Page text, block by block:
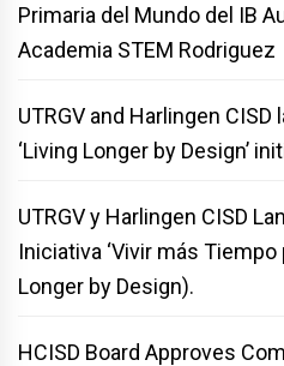
Primaria del Mundo del IB
Academia STEM Rodriguez
UTRGV and Harlingen
‘Living Longer by Design’
UTRGV y Harlingen CISD
Iniciativa ‘Vivir más Tiempo
Longer by Design).
HCISD Board Approves